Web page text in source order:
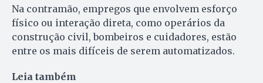
Na contramão, empregos que envolvem esforço
físico ou interação direta, como operários da
construção civil, bombeiros e cuidadores, estão
entre os mais difíceis de serem automatizados.
Leia também